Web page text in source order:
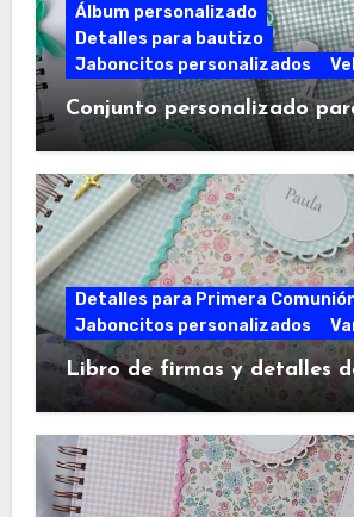
Álbum personalizado
Detalles para bautizo
Jaboncitos personalizados
Conjunto personalizado
Detalles para Primera
Jaboncitos personalizados
Libro de firmas y detalles